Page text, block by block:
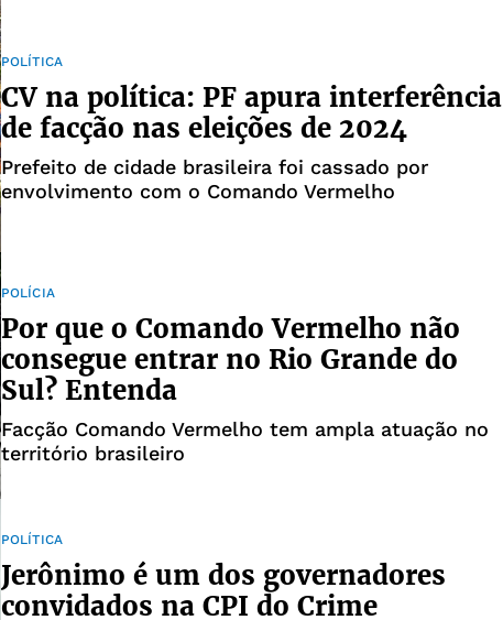
POLÍTICA
CV na política: PF apura interferência
de facção nas eleições de 2024
Prefeito de cidade brasileira foi cassado por
envolvimento com o Comando Vermelho
POLÍCIA
Por que o Comando Vermelho não
consegue entrar no Rio Grande do
Sul? Entenda
Facção Comando Vermelho tem ampla atuação no
território brasileiro
POLÍTICA
Jerônimo é um dos governadores
convidados na CPI do Crime